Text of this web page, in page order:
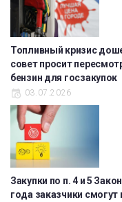
Топливный кризис
совет просит
бензин для госзакупок
03.07.2026
Закупки по п. 4 и 5
года заказчики